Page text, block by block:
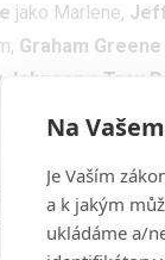
jako Marlene,
Graham Greene
Johnson a Troy
galerie, kde
viděli, jsou
dokáže
Na
Je Vaším
a k jakým
ukládáme a/